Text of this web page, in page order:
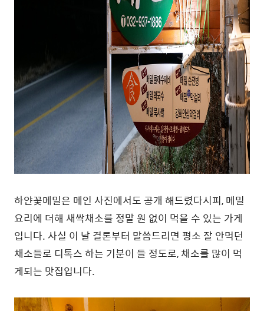
하얀꽃메밀은 메인 사진에서도 공개 해드렸다시피, 메밀
요리에 더해 새싹채소를 정말 원 없이 먹을 수 있는 가게
입니다. 사실 이 날 결론부터 말씀드리면 평소 잘 안먹던
채소들로 디톡스 하는 기분이 들 정도로, 채소를 많이 먹
게되는 맛집입니다.